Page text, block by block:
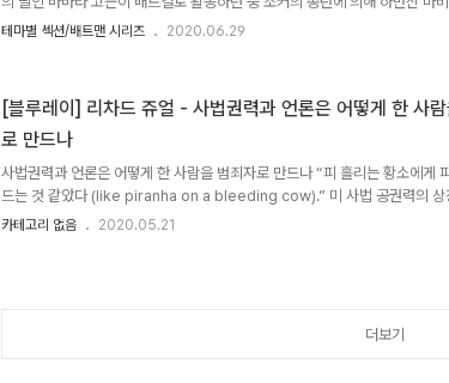
적 이벤트를 담고 있다. 이 사건의 여파로 바바라는 휠체어에 타는 장애를 갖게
이'는 다분히 페미니즘 성향이 두드러지는 작품으로서 DC코믹스 중에서도 독
텐츠로 평가 받는다. 본 작품의 실사화는 [스몰빌]의 성공에 착안해 제작된
즈..
테마별 섹션/배트맨 시리즈 2020.06.29
[블루레이] 리차드 쥬얼 - 사법권력과 언론은 어떻게 한 사
로 만드나
사법권력과 언론은 어떻게 한 사람을 범죄자로 만드나 “피 흘리는 황소에게
드는 것 같았다 (like piranha on a bleeding cow).” 미 사법 공권력의 상
FBI와 언론을 피라냐에 빗대어 언급한 사람의 이름은 리차드 쥬얼이다. 그는
차례에 걸친 대대적인 압수수색을 통해 집기류와 속옷 등 온갖 집..
카테고리 없음 2020.05.21
더보기